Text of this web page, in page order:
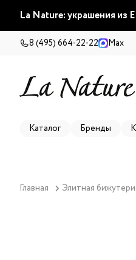
La Nature: украшения из
8 (495) 664-22-22 Max
Каталог Бренды
Главная Элитная